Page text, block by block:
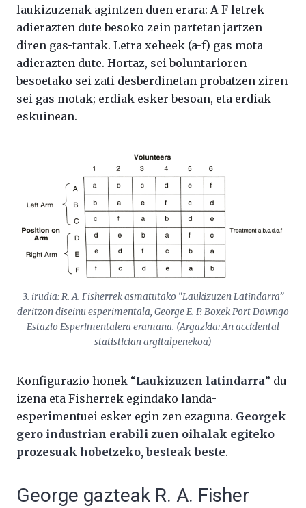
laukizuzenak agintzen duen erara: A-F letrek
adierazten dute besoko zein partetan jartzen
diren gas-tantak. Letra xeheek (a-f) gas mota
adierazten dute. Hortaz, sei boluntarioren
besoetako sei zati desberdinetan probatzen ziren
sei gas motak; erdiak esker besoan, eta erdiak
eskuinean.
3. irudia: R. A. Fisherrek asmatutako “Laukizuzen Latindarra”
deritzon diseinu esperimentala, George E. P. Boxek Port Downgo
Estazio Esperimentalera eramana. (Argazkia: An accidental
statistician argitalpenekoa)
Konfigurazio honek “Laukizuzen latindarra” du
izena eta Fisherrek egindako landa-
esperimentuei esker egin zen ezaguna. Georgek
gero industrian erabili zuen oihalak egiteko
prozesuak hobetzeko, besteak beste.
George gazteak R. A. Fisher